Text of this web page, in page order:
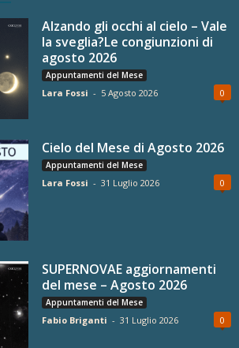
Alzando gli occhi al cielo – Vale
la sveglia?Le congiunzioni di
agosto 2026
Appuntamenti del Mese
Lara Fossi - 5 Agosto 2026 0
Cielo del Mese di Agosto 2026
Appuntamenti del Mese
Lara Fossi - 31 Luglio 2026 0
SUPERNOVAE aggiornamenti
del mese – Agosto 2026
Appuntamenti del Mese
Fabio Briganti - 31 Luglio 2026 0